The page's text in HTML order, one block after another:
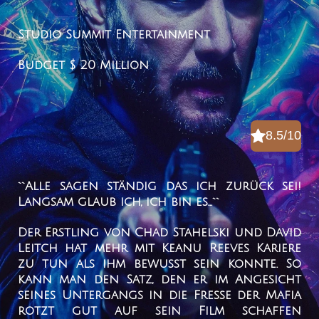
StudioSummit Entertainment
Budget$ 20 Million
8.5/10
``Alle sagen ständig das ich zurück sei!
Langsam glaub ich, ich bin es...``
Der Erstling von Chad Stahelski und David
Leitch hat mehr mit Keanu Reeves Kariere
zu tun als ihm bewusst sein konnte. So
kann man den Satz, den er im Angesicht
seines Untergangs in die Fresse der Mafia
rotzt gut auf sein Film schaffen